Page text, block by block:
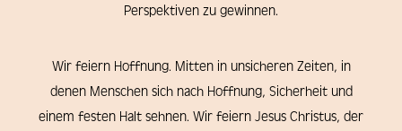
Perspektiven zu gewinnen.
Wir feiern Hoffnung. Mitten in unsicheren Zeiten, in
denen Menschen sich nach Hoffnung, Sicherheit und
einem festen Halt sehnen. Wir feiern Jesus Christus, der